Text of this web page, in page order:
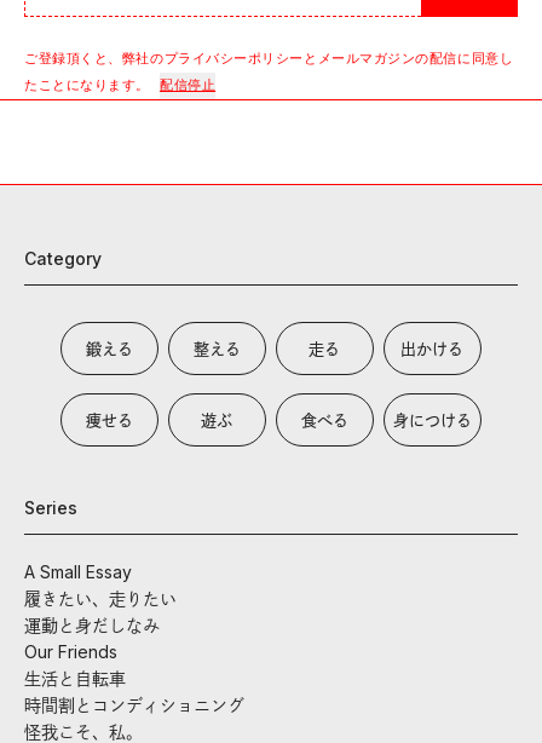
ご登録頂くと、弊社のプライバシーポリシーとメールマガジンの配信に同意し
たことになります。
配信停止
Category
鍛える 整える 走る 出かける
痩せる 遊ぶ 食べる 身につける
Series
A Small Essay
履きたい、走りたい
運動と身だしなみ
Our Friends
生活と自転車
時間割とコンディショニング
怪我こそ、私。